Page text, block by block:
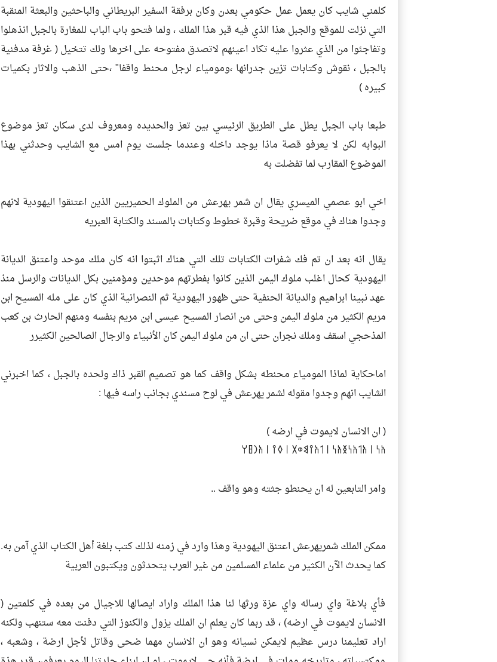
كلمني شايب كان يعمل عمل حكومي بعدن وكان برفقة السفير البريطاني والباحثين والبعثة المنقبة
التي نزلت للموقع والجبل هذا الذي فيه قبر هذا الملك ، ولما فتحو باب الباب للمغارة بالجبل انذهلوا
وتفاجئوا من الذي عثروا عليه تكاد اعينهم لاتصدق مفتوحه على اخرها ولك تتخيل ( غرفة مدفنية
بالجبل ، نقوش وكتابات تزين جدرانها ،ومومياء لرجل محنط واقفا" ،حتى الذهب والاثار بكميات
كبيره )
طبعا باب الجبل يطل على الطريق الرئيسي بين تعز والحديده ومعروف لدى سكان تعز موضوع
البوابه لكن لا يعرفو قصة ماذا يوجد داخله وعندما جلست يوم امس مع الشايب وحدثني بهذا
الموضوع المقارب لما تفضلت به
اخي ابو عصمي الميسري يقال ان شمر يهرعش من الملوك الحميريين الذين اعتنقوا اليهودية لانهم
وجدوا هناك في موقع ضريحة وقبرة خطوط وكتابات بالمسند والكتابة العبريه
يقال انه بعد ان تم فك شفرات الكتابات تلك التي هناك اثبتوا انه كان ملك موحد واعتنق الديانة
اليهودية كحال اغلب ملوك اليمن الذين كانوا بفطرتهم موحدين ومؤمنين بكل الديانات والرسل منذ
عهد نبينا ابراهيم والديانة الحنفية حتى ظهور اليهودية ثم النصرانية الذي كان على مله المسيح ابن
مريم الكثير من ملوك اليمن وحتى من انصار المسيح عيسى ابن مريم بنفسه ومنهم الحارث بن كعب
المذحجي اسقف وملك نجران حتى ان من ملوك اليمن كان الأنبياء والرجال الصالحين الكثيرر
اماحكاية لماذا المومياء محنطه بشكل واقف كما هو تصميم القبر ذاك ولحده بالجبل ، كما اخبرني
الشايب انهم وجدوا مقوله لشمر يهرعش في لوح مسندي بجانب راسه فيها :
( ان الانسان لايموت في ارضه )
𐩱𐩬 𐩽 𐩱𐩡𐩱𐩬𐩯𐩱𐩬 𐩽 𐩡𐩱𐩺𐩣𐩥𐩩 𐩽 𐩰𐩺 𐩽 𐩱𐩧𐩳𐩠
وامر التابعين له ان يحنطو جثته وهو واقف ..
ممكن الملك شمريهرعش اعتنق اليهودية وهذا وارد في زمنه لذلك كتب بلغة أهل الكتاب الذي آمن به.
كما يحدث الآن الكثير من علماء المسلمين من غير العرب يتحدثون ويكتبون العربية
فأي بلاغة واي رساله واي عزة ورثها لنا هذا الملك واراد ايصالها للاجيال من بعده في كلمتين (
الانسان لايموت في ارضه) ، قد ربما كان يعلم ان الملك يزول والكنوز التي دفنت معه ستنهب ولكنه
اراد تعليمنا درس عظيم لايمكن نسيانه وهو ان الانسان مهما ضحى وقاتل لأجل ارضة ، وشعبه ،